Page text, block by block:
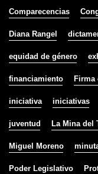
Comparecencias
Diana Rangel
equidad de género
financiamiento Firma
iniciativa iniciativas
juventud La Mina del
Miguel Moreno
Poder Legislativo